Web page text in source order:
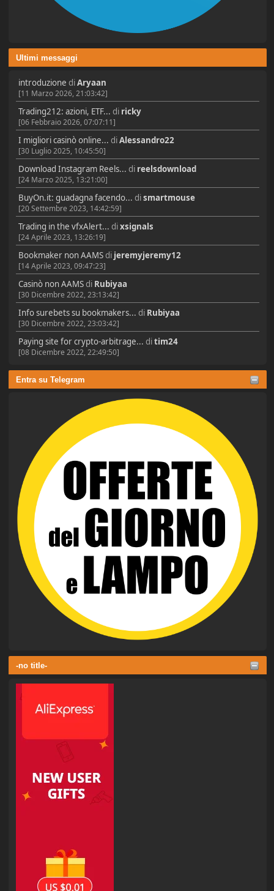
Ultimi messaggi
introduzione diAryaan
[11 Marzo 2026, 21:03:42]
Trading212: azioni, ETF... di ricky
[06 Febbraio 2026, 07:07:11]
I migliori casinò online... diAlessandro22
[30 Luglio 2025, 10:45:50]
Download Instagram Reels... di reelsdownload
[24 Marzo 2025, 13:21:00]
BuyOn.it: guadagna facendo... dismartmouse
[20 Settembre 2023, 14:42:59]
Trading in the vfxAlert... dixsignals
[24 Aprile 2023, 13:26:19]
Bookmaker non AAMSdi jeremyjeremy12
[14 Aprile 2023, 09:47:23]
Casinò non AAMSdi Rubiyaa
[30 Dicembre 2022, 23:13:42]
Info surebets su bookmakers... di Rubiyaa
[30 Dicembre 2022, 23:03:42]
Paying site for crypto-arbitrage... ditim24
[08 Dicembre 2022, 22:49:50]
Entra su Telegram
-no title-